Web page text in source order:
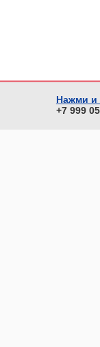
Нажми и
+7 999